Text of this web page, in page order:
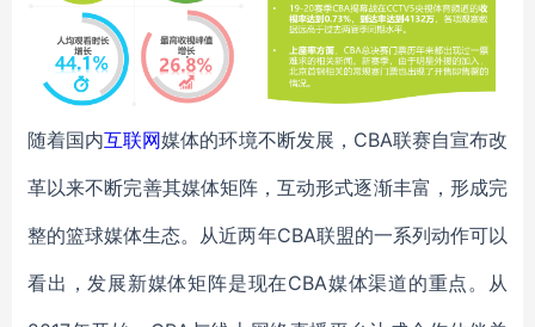
随着国内互联网媒体的环境不断发展，CBA联赛自宣布改
革以来不断完善其媒体矩阵，互动形式逐渐丰富，形成完
整的篮球媒体生态。从近两年CBA联盟的一系列动作可以
看出，发展新媒体矩阵是现在CBA媒体渠道的重点。从